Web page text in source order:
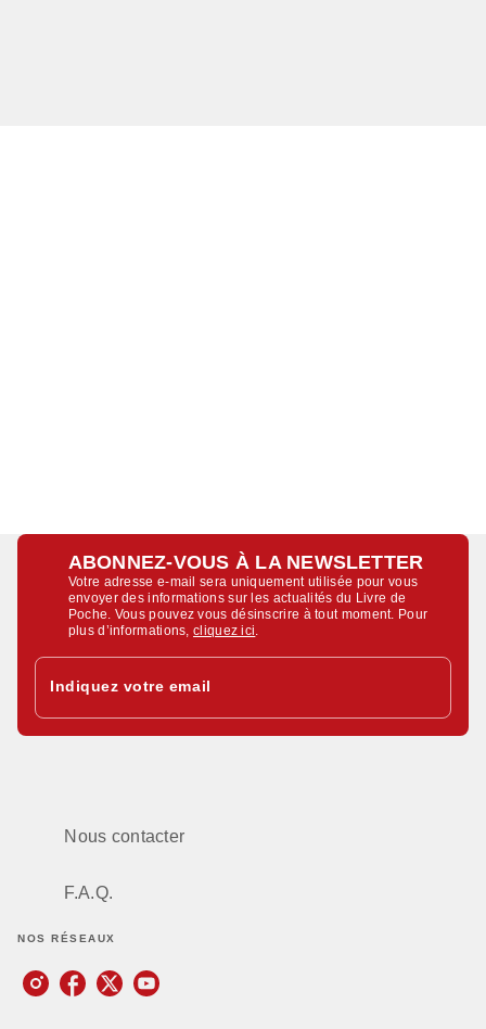
ABONNEZ-VOUS À LA NEWSLETTER
Votre adresse e-mail sera uniquement utilisée pour vous
envoyer des informations sur les actualités du Livre de
Poche. Vous pouvez vous désinscrire à tout moment. Pour
plus d’informations,cliquez ici
Indiquez votre email
Nous contacter
F.A.Q.
NOS RÉSEAUX